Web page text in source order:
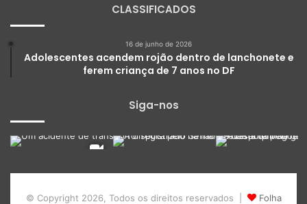
CLASSIFICADOS
16 de junho de 2026
Adolescentes acendem rojão dentro de lanchonete e
ferem criança de 7 anos no DF
Siga-nos
© Copyright 2026, Todos os direitos reservados |
Folha